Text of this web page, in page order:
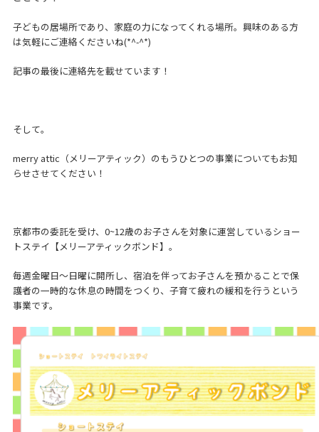
子どもの居場所であり、家庭の力になってくれる場所。興味のある方
は気軽にご連絡くださいね(*^-^*)
記事の最後に連絡先を載せています！
そして。
merry attic（メリーアティック）のもうひとつの事業についてもお知
らせさせてください！
京都市の委託を受け、0~12歳のお子さんを対象に運営しているショー
トステイ【メリーアティックボンド】。
毎週金曜日～日曜に開所し、宿泊を伴ってお子さんを預かることで保
護者の一時的な休息の時間をつくり、子育て疲れの緩和を行うという
事業です。